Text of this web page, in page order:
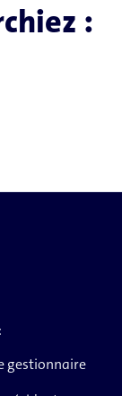
:
gestionnaire